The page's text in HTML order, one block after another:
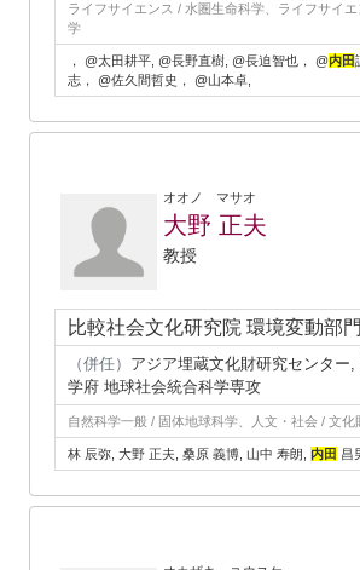
ライフサイエンス / 水圏生命科学、ライフサイ
学
， @太田耕平, @長野直樹, @長迫智也， @内田
志， @佐久間哲史， @山本卓,
オオノ マサオ
大野 正夫
教授
比較社会文化研究院 環境変動部門
（併任） アジア埋蔵文化財研究センター
学府 地球社会統合科学専攻
自然科学一般 / 固体地球科学、人文・社会 / 文化
林 辰弥, 大野 正夫, 桑原 義博, 山中 寿朗, 内田 昌